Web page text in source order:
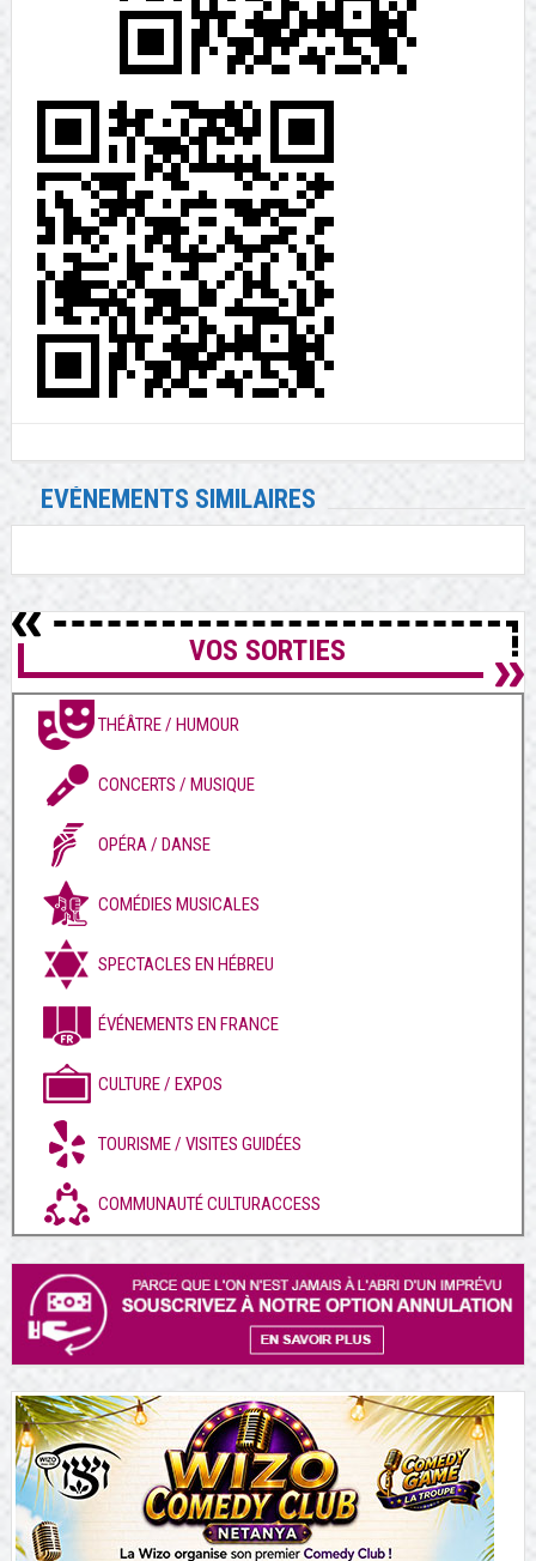
EVÉNEMENTS SIMILAIRES
VOS SORTIES
THÉÂTRE / HUMOUR
CONCERTS / MUSIQUE
OPÉRA / DANSE
COMÉDIES MUSICALES
SPECTACLES EN HÉBREU
ÉVÉNEMENTS EN FRANCE
CULTURE / EXPOS
TOURISME / VISITES GUIDÉES
COMMUNAUTÉ CULTURACCESS